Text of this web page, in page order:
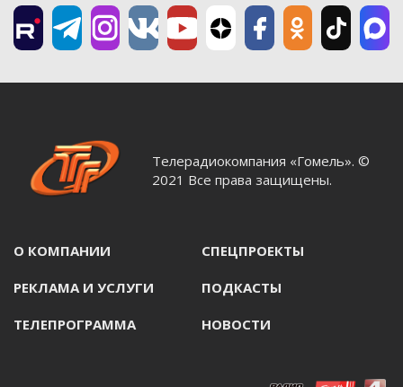
Телерадиокомпания «Гомель». ©
2021 Все права защищены.
О КОМПАНИИ СПЕЦПРОЕКТЫ
РЕКЛАМА И УСЛУГИ ПОДКАСТЫ
ТЕЛЕПРОГРАММА НОВОСТИ